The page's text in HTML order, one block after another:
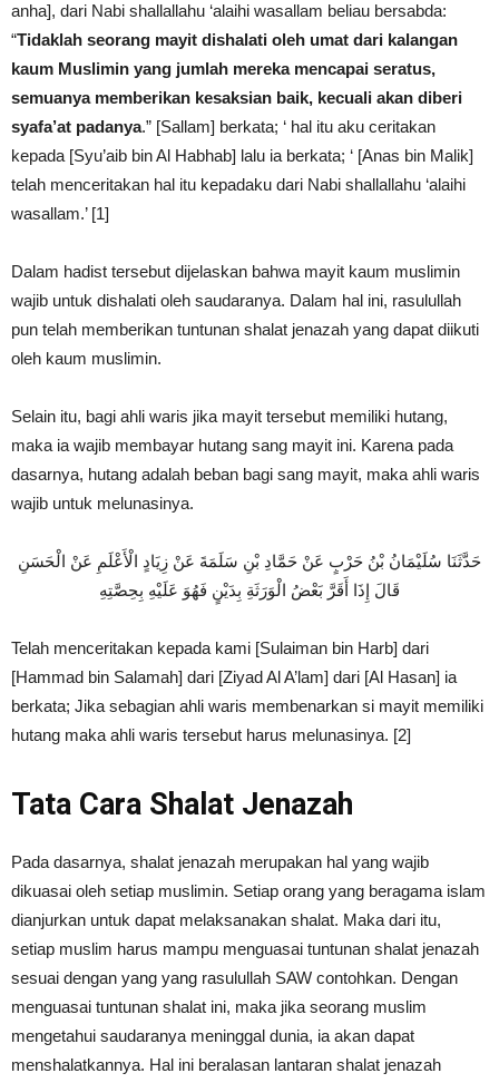
anha], dari Nabi shallallahu ‘alaihi wasallam beliau bersabda:
“Tidaklah seorang mayit dishalati oleh umat dari kalangan
kaum Muslimin yang jumlah mereka mencapai seratus,
semuanya memberikan kesaksian baik, kecuali akan diberi
syafa’at padanya.” [Sallam] berkata; ‘ hal itu aku ceritakan
kepada [Syu’aib bin Al Habhab] lalu ia berkata; ‘ [Anas bin Malik]
telah menceritakan hal itu kepadaku dari Nabi shallallahu ‘alaihi
wasallam.’ [1]
Dalam hadist tersebut dijelaskan bahwa mayit kaum muslimin
wajib untuk dishalati oleh saudaranya. Dalam hal ini, rasulullah
pun telah memberikan tuntunan shalat jenazah yang dapat diikuti
oleh kaum muslimin.
Selain itu, bagi ahli waris jika mayit tersebut memiliki hutang,
maka ia wajib membayar hutang sang mayit ini. Karena pada
dasarnya, hutang adalah beban bagi sang mayit, maka ahli waris
wajib untuk melunasinya.
حَدَّثَنَا سُلَيْمَانُ بْنُ حَرْبٍ عَنْ حَمَّادِ بْنِ سَلَمَةَ عَنْ زِيَادٍ الْأَعْلَمِ عَنْ الْحَسَنِ
قَالَ إِذَا أَقَرَّ بَعْضُ الْوَرَثَةِ بِدَيْنٍ فَهُوَ عَلَيْهِ بِحِصَّتِهِ
Telah menceritakan kepada kami [Sulaiman bin Harb] dari
[Hammad bin Salamah] dari [Ziyad Al A’lam] dari [Al Hasan] ia
berkata; Jika sebagian ahli waris membenarkan si mayit memiliki
hutang maka ahli waris tersebut harus melunasinya. [2]
Tata Cara Shalat Jenazah
Pada dasarnya, shalat jenazah merupakan hal yang wajib
dikuasai oleh setiap muslimin. Setiap orang yang beragama islam
dianjurkan untuk dapat melaksanakan shalat. Maka dari itu,
setiap muslim harus mampu menguasai tuntunan shalat jenazah
sesuai dengan yang yang rasulullah SAW contohkan. Dengan
menguasai tuntunan shalat ini, maka jika seorang muslim
mengetahui saudaranya meninggal dunia, ia akan dapat
menshalatkannya. Hal ini beralasan lantaran shalat jenazah